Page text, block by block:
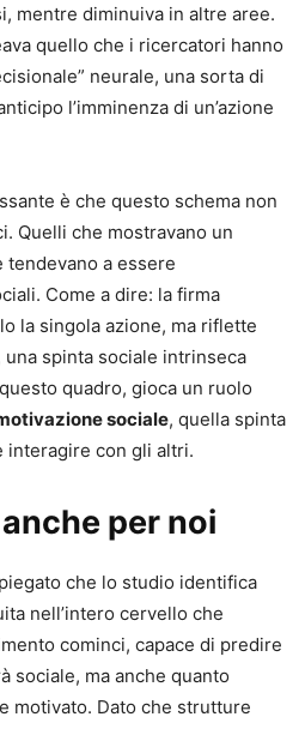
mentre diminuiva in altre aree.
quello che i ricercatori hanno
neurale, una sorta di
l’imminenza di un’azione
è che questo schema non
Quelli che mostravano un
tendevano a essere
Come a dire: la firma
la singola azione, ma riflette
spinta sociale intrinseca
quadro, gioca un ruolo
sociale, quella spinta
interagire con gli altri.
per noi
che lo studio identifica
nell’intero cervello che
cominci, capace di predire
sociale, ma anche quanto
motivato. Dato che strutture